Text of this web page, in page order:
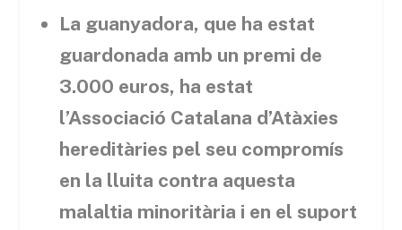
La guanyadora, que ha estat
guardonada amb un premi de
3.000 euros, ha estat
l’Associació Catalana d’Atàxies
hereditàries pel seu compromís
en la lluita contra aquesta
malaltia minoritària i en el suport